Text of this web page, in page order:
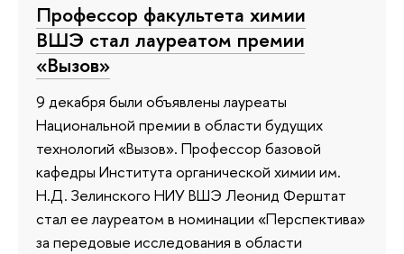
Профессор факультета химии
ВШЭ стал лауреатом премии
«Вызов»
9 декабря были объявлены лауреаты
Национальной премии в области будущих
технологий «Вызов». Профессор базовой
кафедры Института органической химии им.
Н.Д. Зелинского НИУ ВШЭ Леонид Ферштат
стал ее лауреатом в номинации «Перспектива»
за передовые исследования в области